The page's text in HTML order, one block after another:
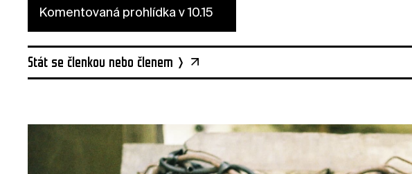
Komentovaná prohlídka v 10.15
Stát se členkou nebo členem